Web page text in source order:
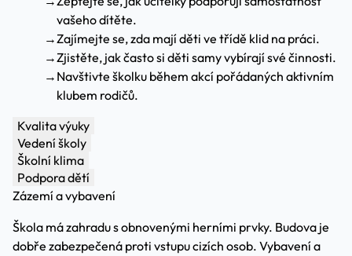
vašeho dítěte.
→Zajímejte se, zda mají děti ve třídě klid na práci.
→Zjistěte, jak často si děti samy vybírají své činnosti.
→ Navštivte školku během akcí pořádaných aktivním
klubem rodičů.
Kvalita výuky
Vedení školy
Školní klima
Podpora dětí
Zázemí a vybavení
Škola má zahradu s obnovenými herními prvky. Budova je
dobře zabezpečená proti vstupu cizích osob. Vybavení a